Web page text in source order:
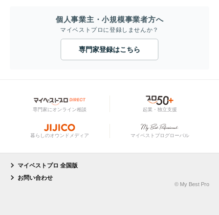
個人事業主・小規模事業者方へ
マイベストプロに登録しませんか？
専門家登録はこちら
専門家にオンライン相談 起業・独立支援
暮らしのオウンドメディア マイベストプログローバル
マイベストプロ 全国版
お問い合わせ
© My Best Pro